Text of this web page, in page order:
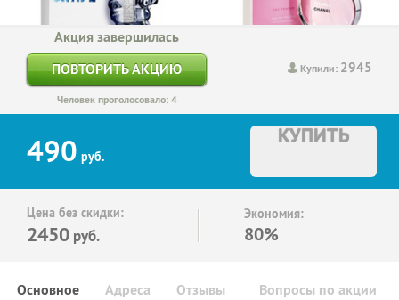
Купили: 2945
Акция завершилась
ПОВТОРИТЬ АКЦИЮ
Человек проголосовало: 4
490 руб.
КУПИТЬ
Цена без скидки:
2450 руб.
Экономия:
80%
Основное Отзывы Вопросы по акции
Адреса